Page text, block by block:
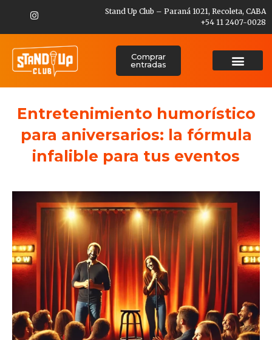
Stand Up Club – Paraná 1021, Recoleta, CABA
+54 11 2407-0028
Comprar
entradas
Entretenimiento humorístico
para aniversarios: la fórmula
infalible para tus eventos